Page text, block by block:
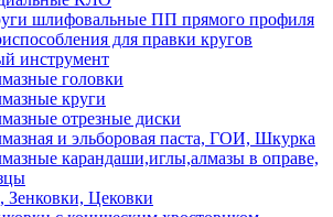
шлифовальные ПП прямого профиля
для правки кругов
инструмент
головки
круги
отрезные диски
и эльборовая паста, ГОИ, Шкурка
карандаши,иглы,алмазы в оправе,
Зенковки, Цековки